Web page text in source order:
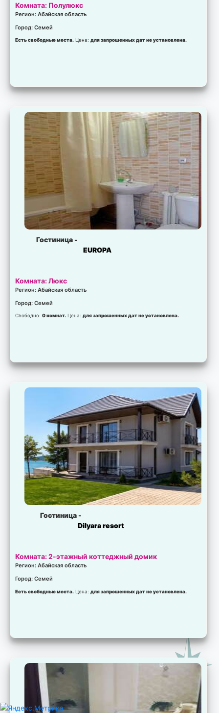
Комната: Полулюкс
Регион: Абайская область
Город: Семей
Есть свободные места. Цена:для запрошенных дат не установлена.
Гостиница -
EUROPA
Комната: Люкс
Регион: Абайская область
Город: Семей
Свободно:0 комнат. Цена:для запрошенных дат не установлена.
Гостиница -
Dilyara resort
Комната: 2-этажный коттеджный домик
Регион: Абайская область
Город: Семей
Есть свободные места. Цена:для запрошенных дат не установлена.